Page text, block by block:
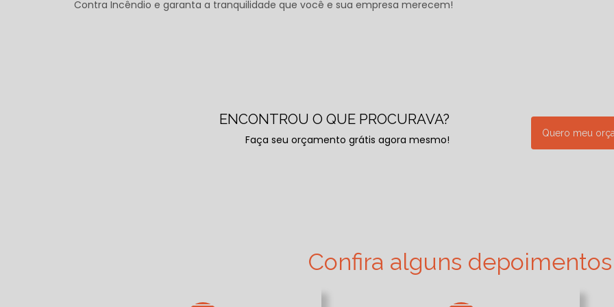
Contra Incêndio e garanta a tranquilidade que você e sua empresa merecem!
ENCONTROU O QUE PROCURAVA?
Faça seu orçamento grátis agora mesmo! Quero meu
Confira alguns depoimentos